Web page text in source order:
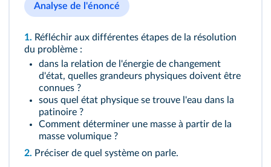
Analyse de l'énoncé
1. Réfléchir aux différentes étapes de la résolution
du problème :
dans la relation de l'énergie de changement
d'état, quelles grandeurs physiques doivent être
connues ?
sous quel état physique se trouve l'eau dans la
patinoire ?
Comment déterminer une masse à partir de la
masse volumique ?
2. Préciser de quel système on parle.